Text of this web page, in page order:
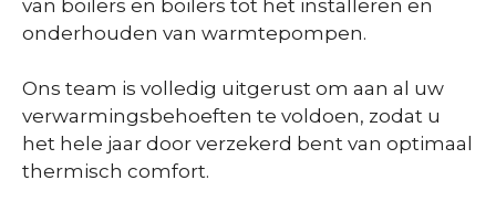
van boilers en boilers tot het installeren en
onderhouden van warmtepompen.
Ons team is volledig uitgerust om aan al uw
verwarmingsbehoeften te voldoen, zodat u
het hele jaar door verzekerd bent van optimaal
thermisch comfort.